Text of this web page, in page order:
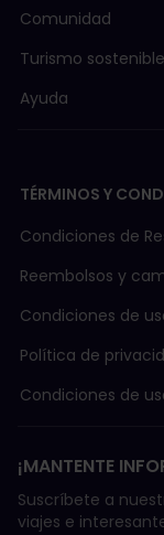
Comunidad
Turismo sostenible
Ayuda
TÉRMINOS Y
Condiciones de
Reembolsos y
Condiciones de
Política de
Condiciones de
¡MANTENTE
Suscríbete a
viajes e